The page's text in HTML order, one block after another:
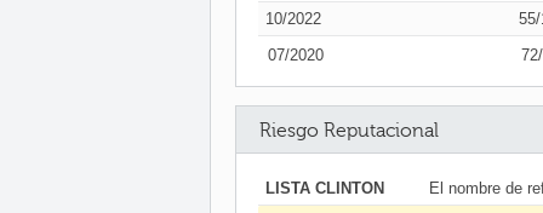
10/2022
07/2020
Riesgo Reputacional
LISTA CLINTON El nombre de